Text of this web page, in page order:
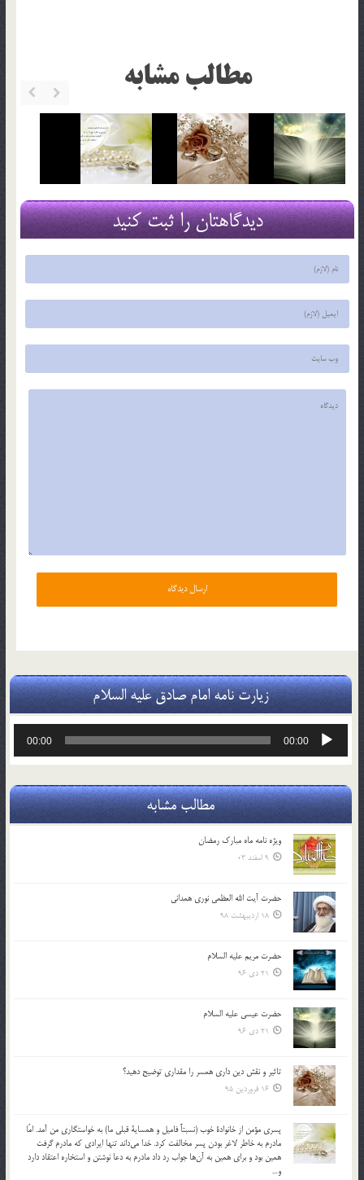
مطالب مشابه
دیدگاهتان را ثبت کنید
زیارت نامه امام صادق علیه السلام
پخش‌کننده
00:00
00:00
مطالب مشابه
ویژه نامه ماه مبارک رمضان
9 اسفند 03
حضرت آیت الله العظمی نوری همدانی
18 اردیبهشت 98
حضرت مریم علیه السلام
21 دی 96
حضرت عیسی علیه السلام
21 دی 96
تاثير و نقش دين داري همسر را مقداري توضيح دهيد؟
16 فروردین 95
پسري مؤمن از خانوادة خوب (نسبتاً فاميل و همساية قبلي ما) به خواستگاري من آمد. امّا
مادرم به خاطر لاغر بودن پسر مخالفت كرد. خدا مي‌داند تنها ايرادي كه مادرم گرفت
همين بود و براي همين به آن‌ها جواب رد داد مادرم به دعا نوشتن و استخاره اعتقاد دارد
و…